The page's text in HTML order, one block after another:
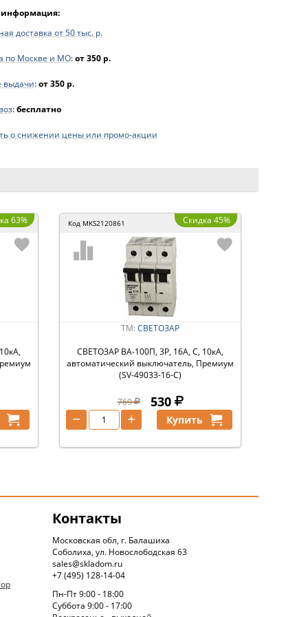
информация:
доставка от 50 тыс. р.
по Москве и МО:от 350 р.
выдачи:от 350 р.
:бесплатно
о снижении цены или промо-акции
63% Код MKS2120861 Скидка 45%
ТМ: СВЕТОЗАР
СВЕТОЗАР ВА-100П, 3P, 16А, C, 10кА,
автоматический выключатель, Премиум
(SV-49033-16-C)
769 530
+
− Купить
Контакты
Московская обл, г. Балашиха
Соболиха, ул. Новослободская 63
sales@skladom.ru
+7 (495) 128-14-04
Пн-Пт 9:00 - 18:00
Суббота 9:00 - 17:00